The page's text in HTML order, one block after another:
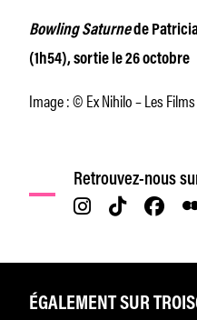
Bowling Saturnede
(1h54), sortie le 26 octobre
Image : © Ex Nihilo – Les
Retrouvez-nous
ÉGALEMENT SUR